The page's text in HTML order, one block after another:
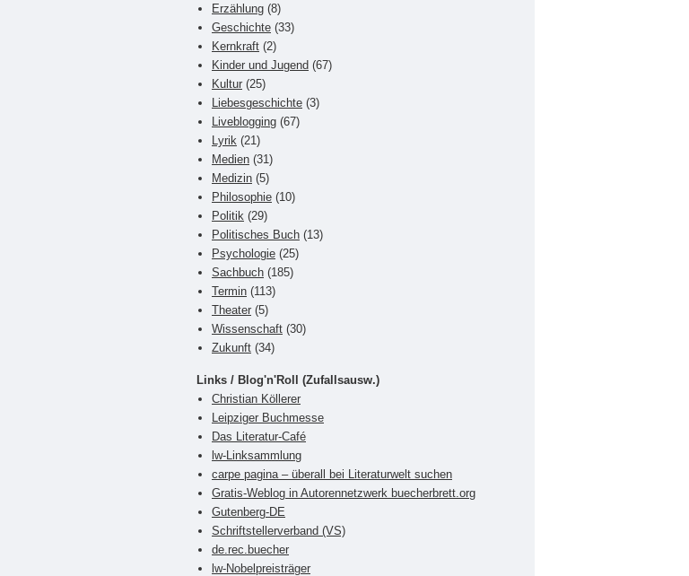
Erzählung (8)
Geschichte (33)
Kernkraft (2)
Kinder und Jugend (67)
Kultur (25)
Liebesgeschichte (3)
Liveblogging (67)
Lyrik (21)
Medien (31)
Medizin (5)
Philosophie (10)
Politik (29)
Politisches Buch (13)
Psychologie (25)
Sachbuch (185)
Termin (113)
Theater (5)
Wissenschaft (30)
Zukunft (34)
Links / Blog'n'Roll (Zufallsausw.)
Christian Köllerer
Leipziger Buchmesse
Das Literatur-Café
lw-Linksammlung
carpe pagina – überall bei Literaturwelt suchen
Gratis-Weblog in Autorennetzwerk buecherbrett.org
Gutenberg-DE
Schriftstellerverband (VS)
de.rec.buecher
lw-Nobelpreisträger